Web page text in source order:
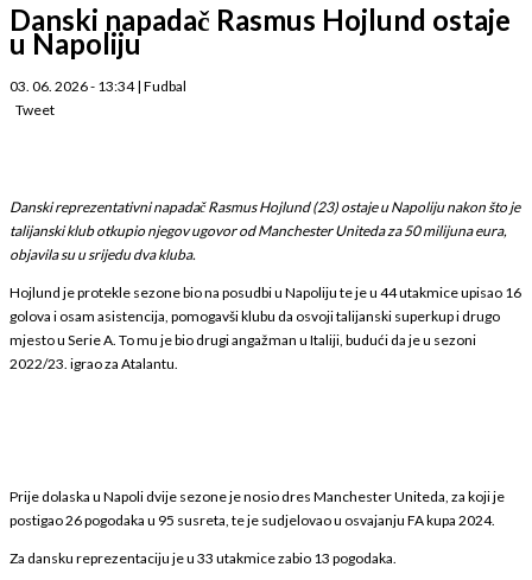
Danski napadač Rasmus Hojlund ostaje
u Napoliju
03. 06. 2026 - 13:34| Fudbal
Tweet
Danski reprezentativni napadač Rasmus Hojlund (23) ostaje u Napoliju nakon što je
talijanski klub otkupio njegov ugovor od Manchester Uniteda za 50 milijuna eura,
objavila su u srijedu dva kluba.
Hojlund je protekle sezone bio na posudbi u Napoliju te je u 44 utakmice upisao 16
golova i osam asistencija, pomogavši klubu da osvoji talijanski superkup i drugo
mjesto u Serie A. To mu je bio drugi angažman u Italiji, budući da je u sezoni
2022/23. igrao za Atalantu.
Prije dolaska u Napoli dvije sezone je nosio dres Manchester Uniteda, za koji je
postigao 26 pogodaka u 95 susreta, te je sudjelovao u osvajanju FA kupa 2024.
Za dansku reprezentaciju je u 33 utakmice zabio 13 pogodaka.